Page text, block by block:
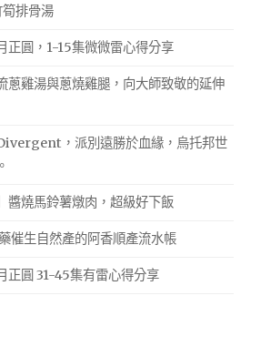
排骨湯
正圓，1-15集微微雷心得分享
蔥雞湯與蔥燒雞腿，向大師致敬的延伸
，派別遠勝於血緣，烏托邦世
醬燒馬鈴薯燉肉，超級好下飯
催生自然產的阿香順產流水帳
正圓 31-45集有雷心得分享